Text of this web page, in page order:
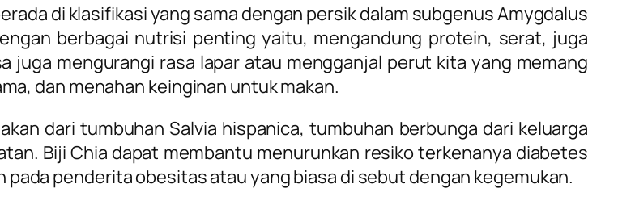
di klasifikasi yang sama dengan persik dalam subgenus Amygdalus
berbagai nutrisi penting yaitu, mengandung protein, serat, juga
juga mengurangi rasa lapar atau mengganjal perut kita yang memang
dan menahan keinginan untuk makan.
dari tumbuhan Salvia hispanica, tumbuhan berbunga dari keluarga
Biji Chia dapat membantu menurunkan resiko terkenanya diabetes
penderita obesitas atau yang biasa di sebut dengan kegemukan.